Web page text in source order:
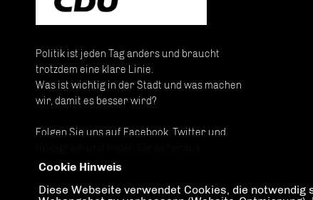
Politik ist jeden Tag anders und braucht
trotzdem eine klare Linie.
Was ist wichtig in der Stadt und was machen
wir, damit es besser wird?
Folgen Sie uns auf Facebook, Twitter und
Cookie Hinweis
Diese Webseite verwendet Cookies, die